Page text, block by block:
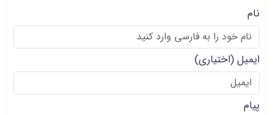
نام
ایمیل(اختیاری)
پیام